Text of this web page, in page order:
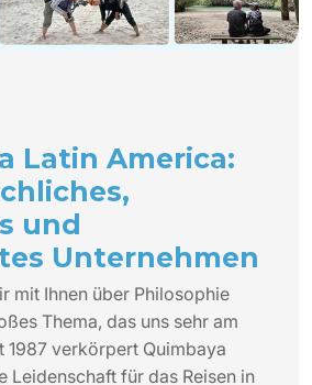
Latin America:
und
Unternehmen
mit Ihnen über Philosophie
Thema, das uns sehr am
1987 verkörpert Quimbaya
Leidenschaft für das Reisen in